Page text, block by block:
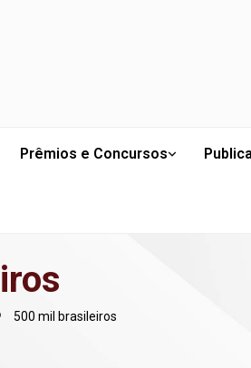
Prêmios e Concursos
500 mil brasileiros